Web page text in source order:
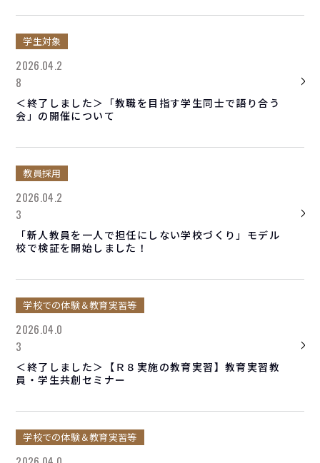
学生対象
2026.04.2
8
＜終了しました＞「教職を目指す学生同士で語り合う
会」の開催について
教員採用
2026.04.2
3
「新人教員を一人で担任にしない学校づくり」モデル
校で検証を開始しました！
学校での体験＆教育実習等
2026.04.0
3
＜終了しました＞【Ｒ８実施の教育実習】教育実習教
員・学生共創セミナー
学校での体験＆教育実習等